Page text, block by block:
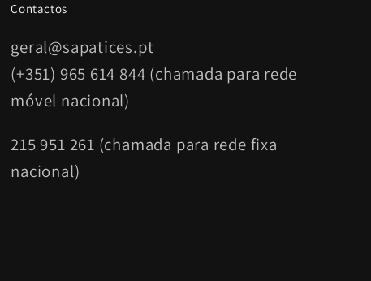
Contactos
geral@sapatices.pt
(+351) 965 614 844 (chamada para rede
móvel nacional)
215 951 261 (chamada para rede fixa
nacional)